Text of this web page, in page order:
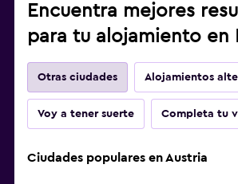
Encuentra mejores
para tu alojamiento en
Otras ciudades Alojamientos
Voy a tener suerte Completa tu
Ciudades populares en Austria